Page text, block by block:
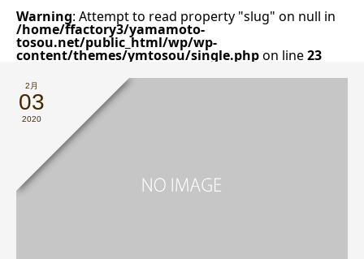
Warning: Attempt to read property "slug" on null in
/home/ffactory3/yamamoto-
tosou.net/public_html/wp/wp-
content/themes/ymtosou/single.phpon line23
2月
03
2020